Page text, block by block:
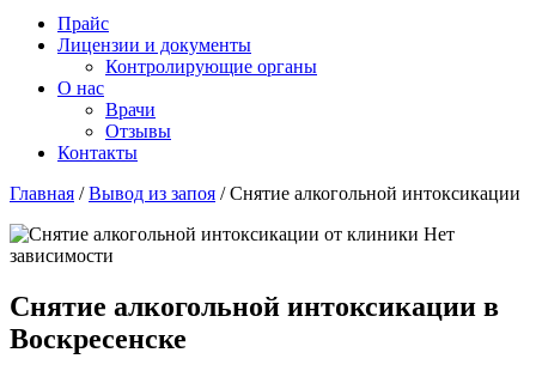
Прайс
Лицензии и документы
Контролирующие органы
О нас
Врачи
Отзывы
Контакты
Главная /Вывод из запоя /Снятие алкогольной интоксикации
Снятие алкогольной интоксикации в
Воскресенске